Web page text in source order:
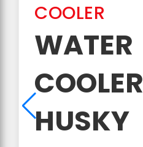
COOLER
WATER
COOLER
HUSKY